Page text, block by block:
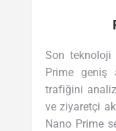
Son teknoloji
Prime geniş
trafiğini analiz
ve ziyaretçi
Nano Prime